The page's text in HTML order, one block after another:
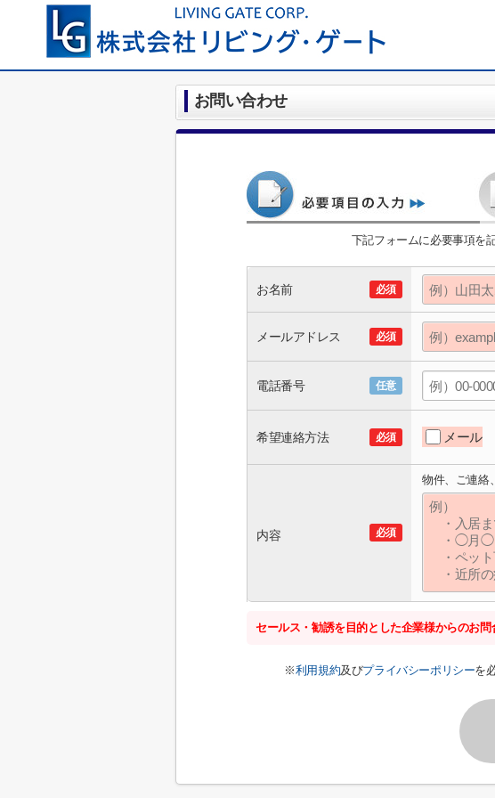
お問い合わせ
下記フォームに必要事項を
お名前 必須
メールアドレス 必須
電話番号 任意
希望連絡方法 必須 メール
内容 必須
物件、ご連絡
セールス・勧誘を目的とした企業様からのお問
※利用規約及びプライバシーポリシーを